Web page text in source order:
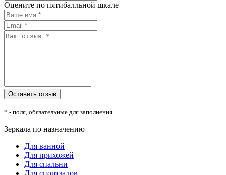
Оцените по пятибалльной шкале
* - поля, обязательные для заполнения
Зеркала по назначению
Для ванной
Для прихожей
Для спальни